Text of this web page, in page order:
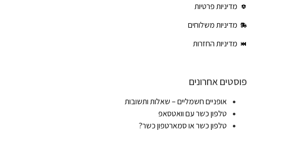
מדיניות פרטיות
מדיניות משלוחים
מדיניות החזרות
פוסטים אחרונים
אופניים חשמליים – שאלות ותשובות
טלפון כשר עם וואטסאפ
טלפון כשר או סמארטפון כשר?